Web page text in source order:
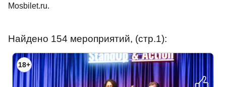
Mosbilet.ru.
Найдено 154 мероприятий, (стр.1):
18+